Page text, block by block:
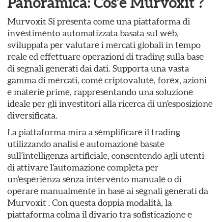
Murvoxit Si presenta come una piattaforma di
investimento automatizzata basata sul web,
sviluppata per valutare i mercati globali in tempo
reale ed effettuare operazioni di trading sulla base
di segnali generati dai dati. Supporta una vasta
gamma di mercati, come criptovalute, forex, azioni
e materie prime, rappresentando una soluzione
ideale per gli investitori alla ricerca di un’esposizione
diversificata.
La piattaforma mira a semplificare il trading
utilizzando analisi e automazione basate
sull’intelligenza artificiale, consentendo agli utenti
di attivare l’automazione completa per
un’esperienza senza intervento manuale o di
operare manualmente in base ai segnali generati da
Murvoxit . Con questa doppia modalità, la
piattaforma colma il divario tra sofisticazione e